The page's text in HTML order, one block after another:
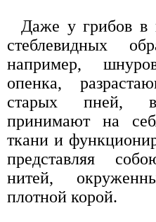
Даже у грибов в
стеблевидных
например,
опенка,
старых пней,
принимают на
ткани и
представляя
нитей,
плотной корой.